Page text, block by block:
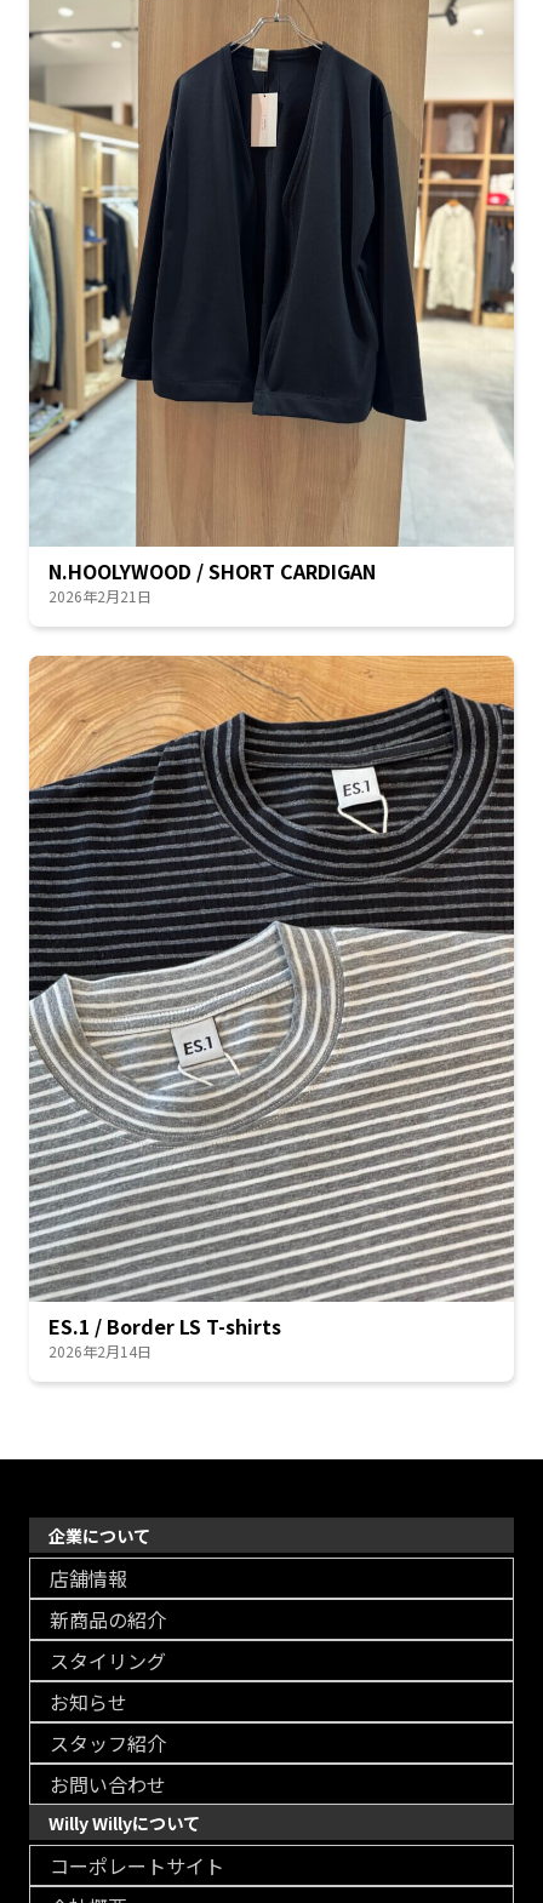
N.HOOLYWOOD / SHORT CARDIGAN
2026年2月21日
ES.1 / Border LS T-shirts
2026年2月14日
企業について
店舗情報
新商品の紹介
スタイリング
お知らせ
スタッフ紹介
お問い合わせ
Willy Willyについて
コーポレートサイト